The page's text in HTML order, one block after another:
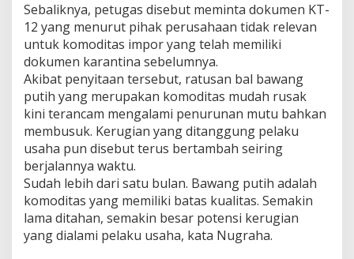
Sebaliknya, petugas disebut meminta dokumen KT-
12 yang menurut pihak perusahaan tidak relevan
untuk komoditas impor yang telah memiliki
dokumen karantina sebelumnya.
Akibat penyitaan tersebut, ratusan bal bawang
putih yang merupakan komoditas mudah rusak
kini terancam mengalami penurunan mutu bahkan
membusuk. Kerugian yang ditanggung pelaku
usaha pun disebut terus bertambah seiring
berjalannya waktu.
Sudah lebih dari satu bulan. Bawang putih adalah
komoditas yang memiliki batas kualitas. Semakin
lama ditahan, semakin besar potensi kerugian
yang dialami pelaku usaha, kata Nugraha.